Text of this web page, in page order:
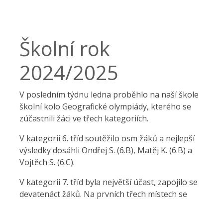
Školní rok
2024/2025
V posledním týdnu ledna proběhlo na naší škole
školní kolo Geografické olympiády, kterého se
zúčastnili žáci ve třech kategoriích.
V kategorii 6. tříd soutěžilo osm žáků a nejlepší
výsledky dosáhli Ondřej S. (6.B), Matěj K. (6.B) a
Vojtěch S. (6.C).
V kategorii 7. tříd byla největší účast, zapojilo se
devatenáct žáků. Na prvních třech místech se